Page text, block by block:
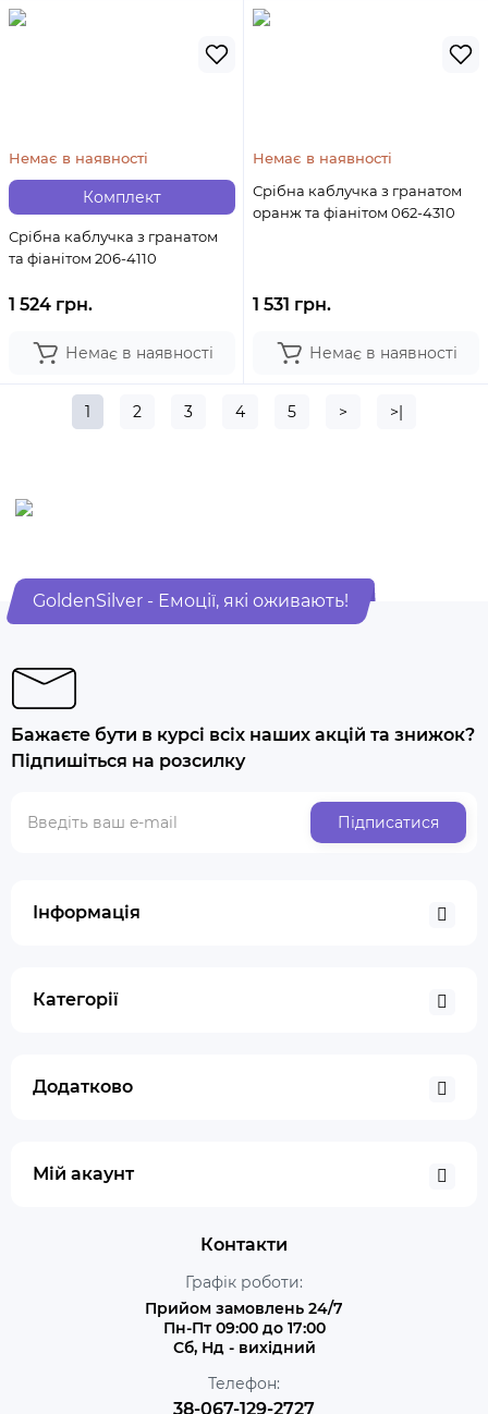
Комплект
Немає в наявності
Срібна каблучка з гранатом
та фіанітом 206-4110
1 524 грн.
Немає в наявності
Немає в наявності
Срібна каблучка з гранатом
оранж та фіанітом 062-4310
1 531 грн.
Немає в наявності
1 2 3 4 5 > >|
GoldenSilver - Емоції, які оживають!
Бажаєте бути в курсі всіх наших акцій та знижок?
Підпишіться на розсилку
Підписатися
Інформація
Категорії
Додатково
Мій акаунт
Контакти
Графік роботи:
Прийом замовлень 24/7
Пн-Пт 09:00 до 17:00
Сб, Нд - вихідний
Телефон:
38-067-129-2727